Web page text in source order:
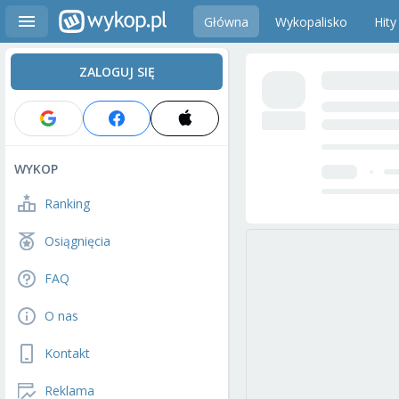
Główna Wykopalisko Hity
ZALOGUJ SIĘ
WYKOP
Ranking
Osiągnięcia
FAQ
O nas
Kontakt
Reklama